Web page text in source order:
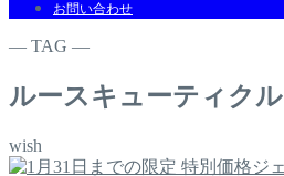
お問い合わせ
― TAG ―
ルースキューティクル
wish